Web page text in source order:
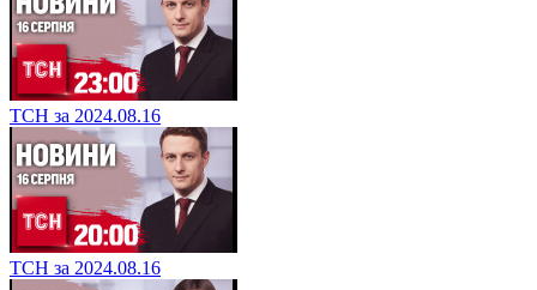
ТСН за 2024.08.16
ТСН за 2024.08.16